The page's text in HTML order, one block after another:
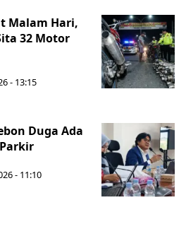
Malam Hari,
32 Motor
- 13:15
Duga Ada
- 11:10